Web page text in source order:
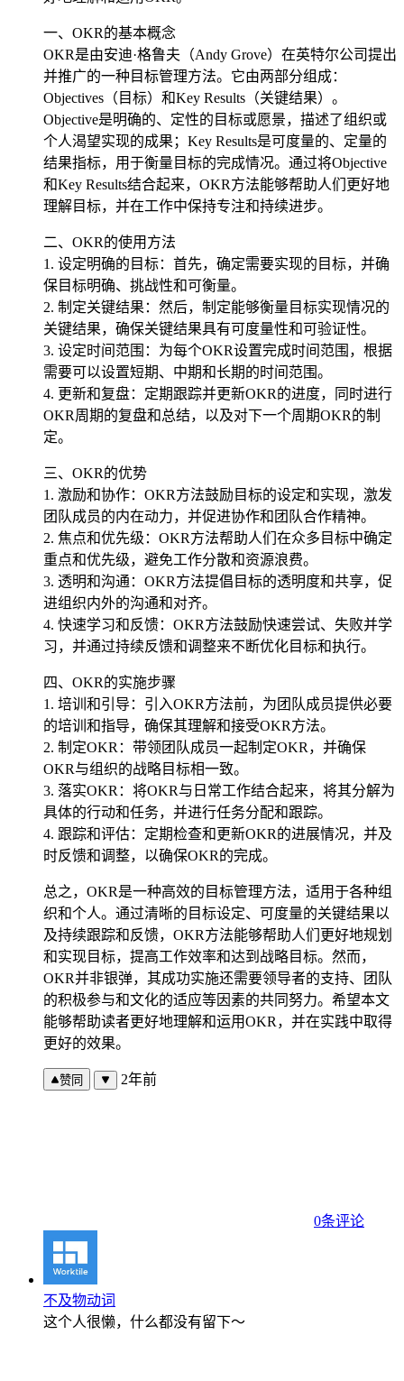
一、OKR的基本概念
OKR是由安迪·格鲁夫（Andy Grove）在英特尔公司提出
并推广的一种目标管理方法。它由两部分组成：
Objectives（目标）和Key Results（关键结果）。
Objective是明确的、定性的目标或愿景，描述了组织或
个人渴望实现的成果；Key Results是可度量的、定量的
结果指标，用于衡量目标的完成情况。通过将Objective
和Key Results结合起来，OKR方法能够帮助人们更好地
理解目标，并在工作中保持专注和持续进步。
二、OKR的使用方法
1. 设定明确的目标：首先，确定需要实现的目标，并确
保目标明确、挑战性和可衡量。
2. 制定关键结果：然后，制定能够衡量目标实现情况的
关键结果，确保关键结果具有可度量性和可验证性。
3. 设定时间范围：为每个OKR设置完成时间范围，根据
需要可以设置短期、中期和长期的时间范围。
4. 更新和复盘：定期跟踪并更新OKR的进度，同时进行
OKR周期的复盘和总结，以及对下一个周期OKR的制
定。
三、OKR的优势
1. 激励和协作：OKR方法鼓励目标的设定和实现，激发
团队成员的内在动力，并促进协作和团队合作精神。
2. 焦点和优先级：OKR方法帮助人们在众多目标中确定
重点和优先级，避免工作分散和资源浪费。
3. 透明和沟通：OKR方法提倡目标的透明度和共享，促
进组织内外的沟通和对齐。
4. 快速学习和反馈：OKR方法鼓励快速尝试、失败并学
习，并通过持续反馈和调整来不断优化目标和执行。
四、OKR的实施步骤
1. 培训和引导：引入OKR方法前，为团队成员提供必要
的培训和指导，确保其理解和接受OKR方法。
2. 制定OKR：带领团队成员一起制定OKR，并确保
OKR与组织的战略目标相一致。
3. 落实OKR：将OKR与日常工作结合起来，将其分解为
具体的行动和任务，并进行任务分配和跟踪。
4. 跟踪和评估：定期检查和更新OKR的进展情况，并及
时反馈和调整，以确保OKR的完成。
总之，OKR是一种高效的目标管理方法，适用于各种组
织和个人。通过清晰的目标设定、可度量的关键结果以
及持续跟踪和反馈，OKR方法能够帮助人们更好地规划
和实现目标，提高工作效率和达到战略目标。然而，
OKR并非银弹，其成功实施还需要领导者的支持、团队
的积极参与和文化的适应等因素的共同努力。希望本文
能够帮助读者更好地理解和运用OKR，并在实践中取得
更好的效果。
赞同 2年前
0条评论
不及物动词
这个人很懒，什么都没有留下～